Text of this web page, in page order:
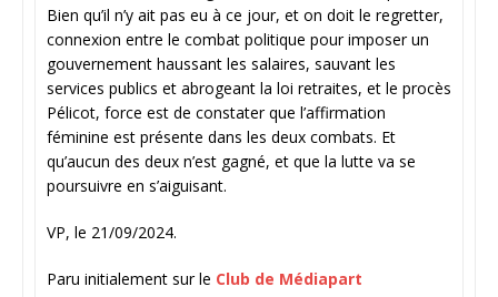
Bien qu’il n’y ait pas eu à ce jour, et on doit le regretter,
connexion entre le combat politique pour imposer un
gouvernement haussant les salaires, sauvant les
services publics et abrogeant la loi retraites, et le procès
Pélicot, force est de constater que l’affirmation
féminine est présente dans les deux combats. Et
qu’aucun des deux n’est gagné, et que la lutte va se
poursuivre en s’aiguisant.
VP, le 21/09/2024.
Paru initialement sur le Club de Médiapart